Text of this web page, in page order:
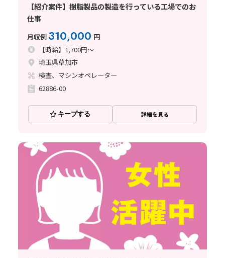
【紹介案件】樹脂製品の製造を行っている工場でのお
仕事
月収例 310,000 円
【時給】1,700円～
埼玉県草加市
検査、マシンオペレーター
62886-00
キープする 詳細を見る